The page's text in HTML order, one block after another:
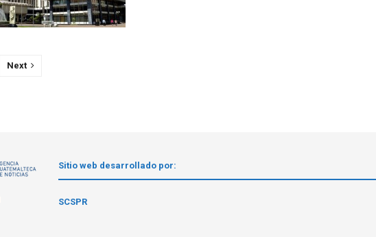
Next
Sitio web desarrollado por:
SCSPR